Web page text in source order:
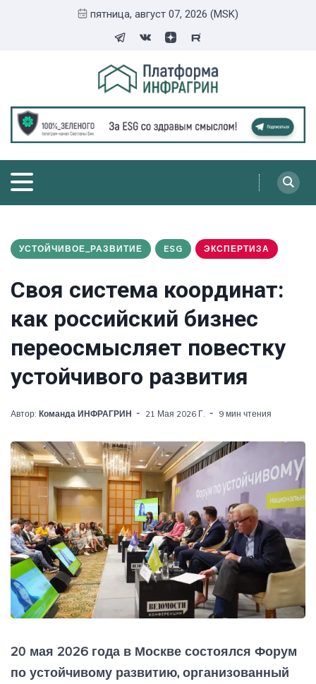
пятница, август 07, 2026 (MSK)
УСТОЙЧИВОЕ_РАЗВИТИЕ ESG ЭКСПЕРТИЗА
Своя система координат:
как российский бизнес
переосмысляет повестку
устойчивого развития
Автор: Команда ИНФРАГРИН 21 Мая 2026 Г. 9 мин чтения
20 мая 2026 года в Москве состоялся Форум
по устойчивому развитию, организованный